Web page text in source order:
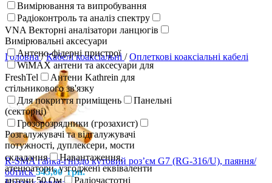
Вимірювання та випробування
Радіоконтроль та аналіз спектру
VNA Векторні аналізатори ланцюгів
Вимірювальні аксесуари
Антено-фідерні пристрої
WiMAX антени та аксесуари для
FreshTel
Антени Kathrein для
стільникового зв'язку
Для покриття приміщень
Панельні
(секторні)
Грозорозрядники (грозахист)
Розгалужувачі та відгалужувачі
потужності, дуплексери, мости
складання
Навантаження,
атенюатори, узгоджені еквіваленти
антени 50 Ом
Радіочастотні
Головна/ Кабелі коаксіальні / Оплеткові коаксіальні кабелі
R-SMA гайка-гніздо кутовий розʼєм G7 (RG-316/U), паяння/
обтиск545,00грн.